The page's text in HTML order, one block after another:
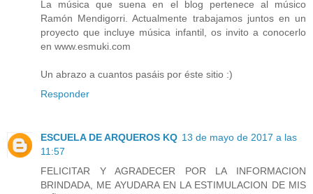
La música que suena en el blog pertenece al músico
Ramón Mendigorri. Actualmente trabajamos juntos en un
proyecto que incluye música infantil, os invito a conocerlo
en www.esmuki.com
Un abrazo a cuantos pasáis por éste sitio :)
Responder
ESCUELA DE ARQUEROS KQ 13 de mayo de 2017 a las
11:57
FELICITAR Y AGRADECER POR LA INFORMACION
BRINDADA, ME AYUDARA EN LA ESTIMULACION DE MIS